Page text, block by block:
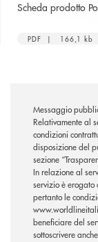
Scheda prodotto
PDF | 166,1 kb
Messaggio
Relativamente al
condizioni
disposizione del
sezione
In relazione al
servizio è erogato
pertanto le
beneficiare del
sottoscrivere